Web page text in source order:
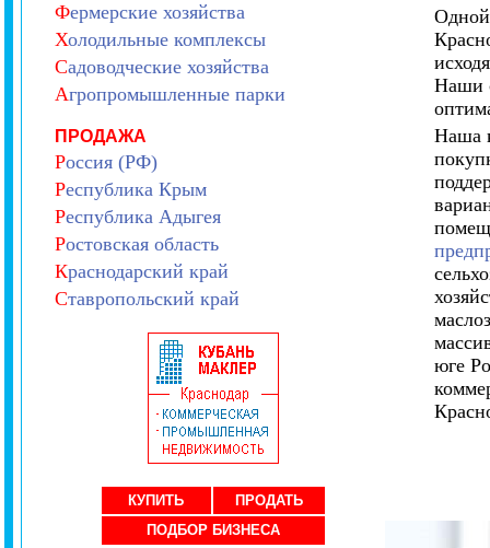
Фермерские хозяйства
Холодильные комплексы
Садоводческие хозяйства
Агропромышленные парки
ПРОДАЖА
Россия (РФ)
Республика Крым
Республика Адыгея
Ростовская область
Краснодарский край
Ставропольский край
КУПИТЬ
ПРОДАТЬ
ПОДБОР БИЗНЕСА
Одной
Наши
Наша
юге